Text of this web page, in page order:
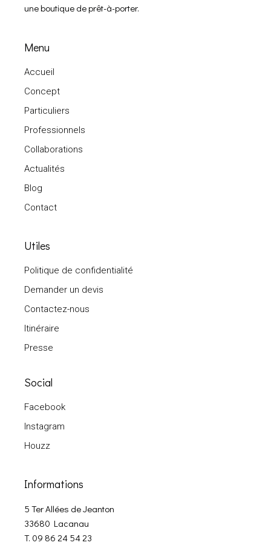
une boutique de prêt-à-porter.
Menu
Accueil
Concept
Particuliers
Professionnels
Collaborations
Actualités
Blog
Contact
Utiles
Politique de confidentialité
Demander un devis
Contactez-nous
Itinéraire
Presse
Social
Facebook
Instagram
Houzz
Informations
5 Ter Allées de Jeanton
33680 Lacanau
T. 09 86 24 54 23